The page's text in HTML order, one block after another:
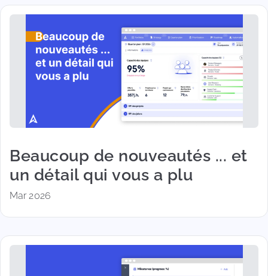
Beaucoup de nouveautés ... et
un détail qui vous a plu
Mar 2026